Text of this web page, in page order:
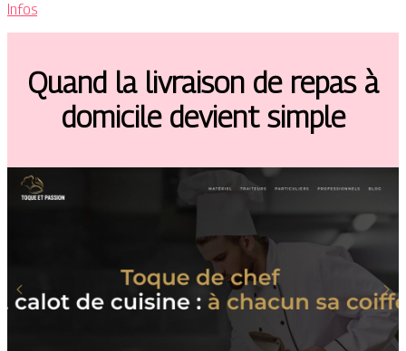
Infos
Quand la livraison de repas à
domicile devient simple